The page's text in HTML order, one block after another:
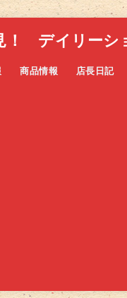
！ デイリー
商品情報 店長日記